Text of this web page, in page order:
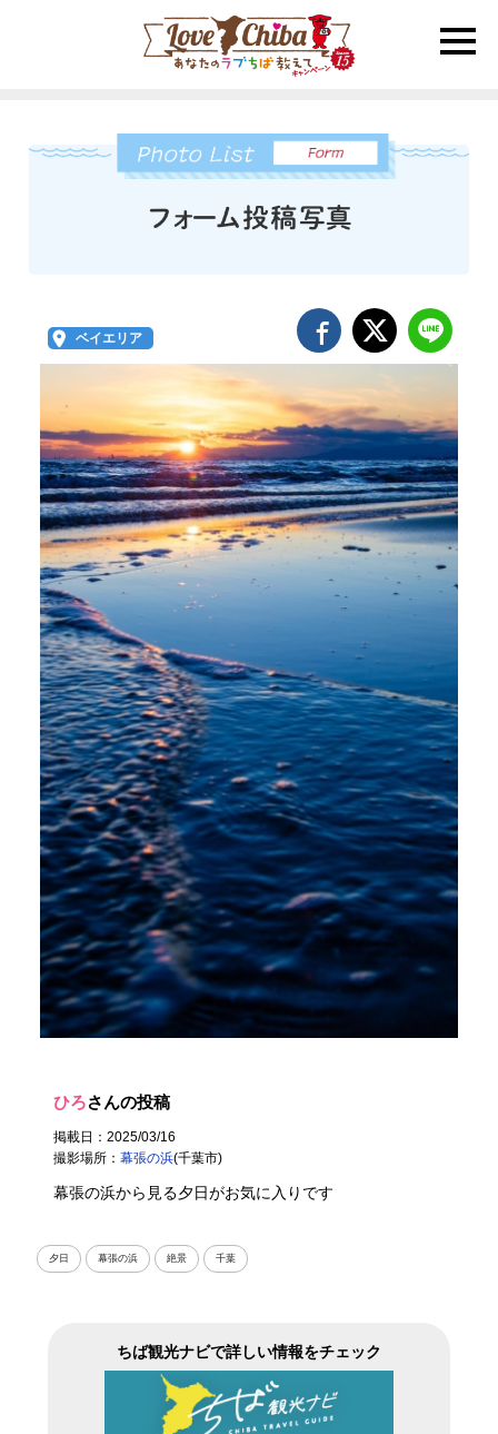
toggle
ベイエリア
ひろさんの投稿
掲載日：2025/03/16
撮影場所：幕張の浜(千葉市)
幕張の浜から見る夕日がお気に入りです
夕日 幕張の浜 絶景 千葉
ちば観光ナビで詳しい情報をチェック